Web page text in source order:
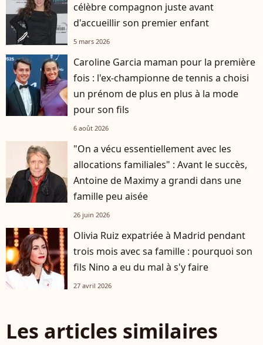
célèbre compagnon juste avant
d'accueillir son premier enfant
5 mars 2026
Caroline Garcia maman pour la première
fois : l'ex-championne de tennis a choisi
un prénom de plus en plus à la mode
pour son fils
6 août 2026
"On a vécu essentiellement avec les
allocations familiales" : Avant le succès,
Antoine de Maximy a grandi dans une
famille peu aisée
26 juin 2026
Olivia Ruiz expatriée à Madrid pendant
trois mois avec sa famille : pourquoi son
fils Nino a eu du mal à s'y faire
27 avril 2026
Les articles similaires